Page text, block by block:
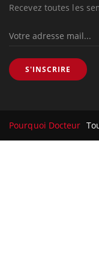
Recevez toutes les
S'INSCRIRE
Pourquoi Docteur